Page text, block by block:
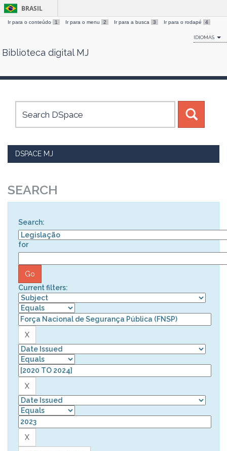
Skip
BRASIL
Ir para o conteúdo 1 Ir para o menu 2 Ir para a busca 3 Ir para o rodapé 4
IDIOMAS
Biblioteca digital MJ
DSPACE MJ
SEARCH
Search:
for
Current filters: